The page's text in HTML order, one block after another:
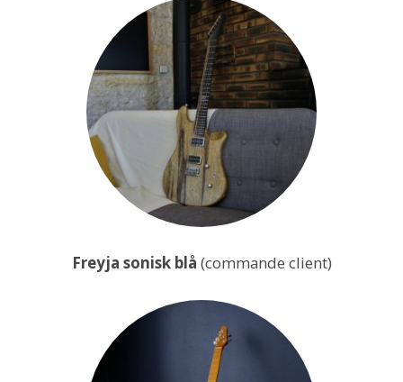
Freyja sonisk blå (commande client)